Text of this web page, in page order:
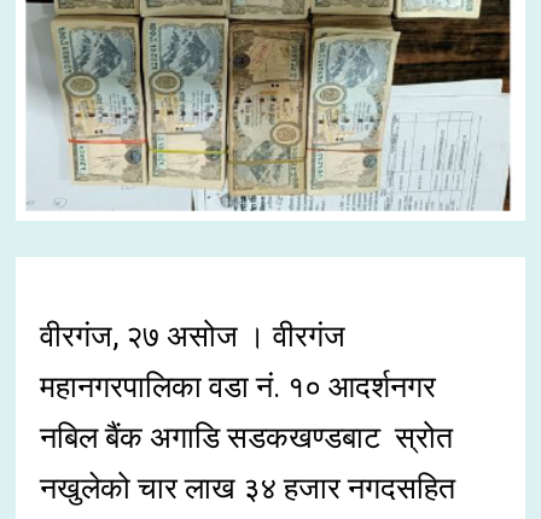
वीरगंज, २७ असोज । वीरगंज
महानगरपालिका वडा नं. १० आदर्शनगर
नबिल बैंक अगाडि सडकखण्डबाट स्रोत
नखुलेको चार लाख ३४ हजार नगदसहित